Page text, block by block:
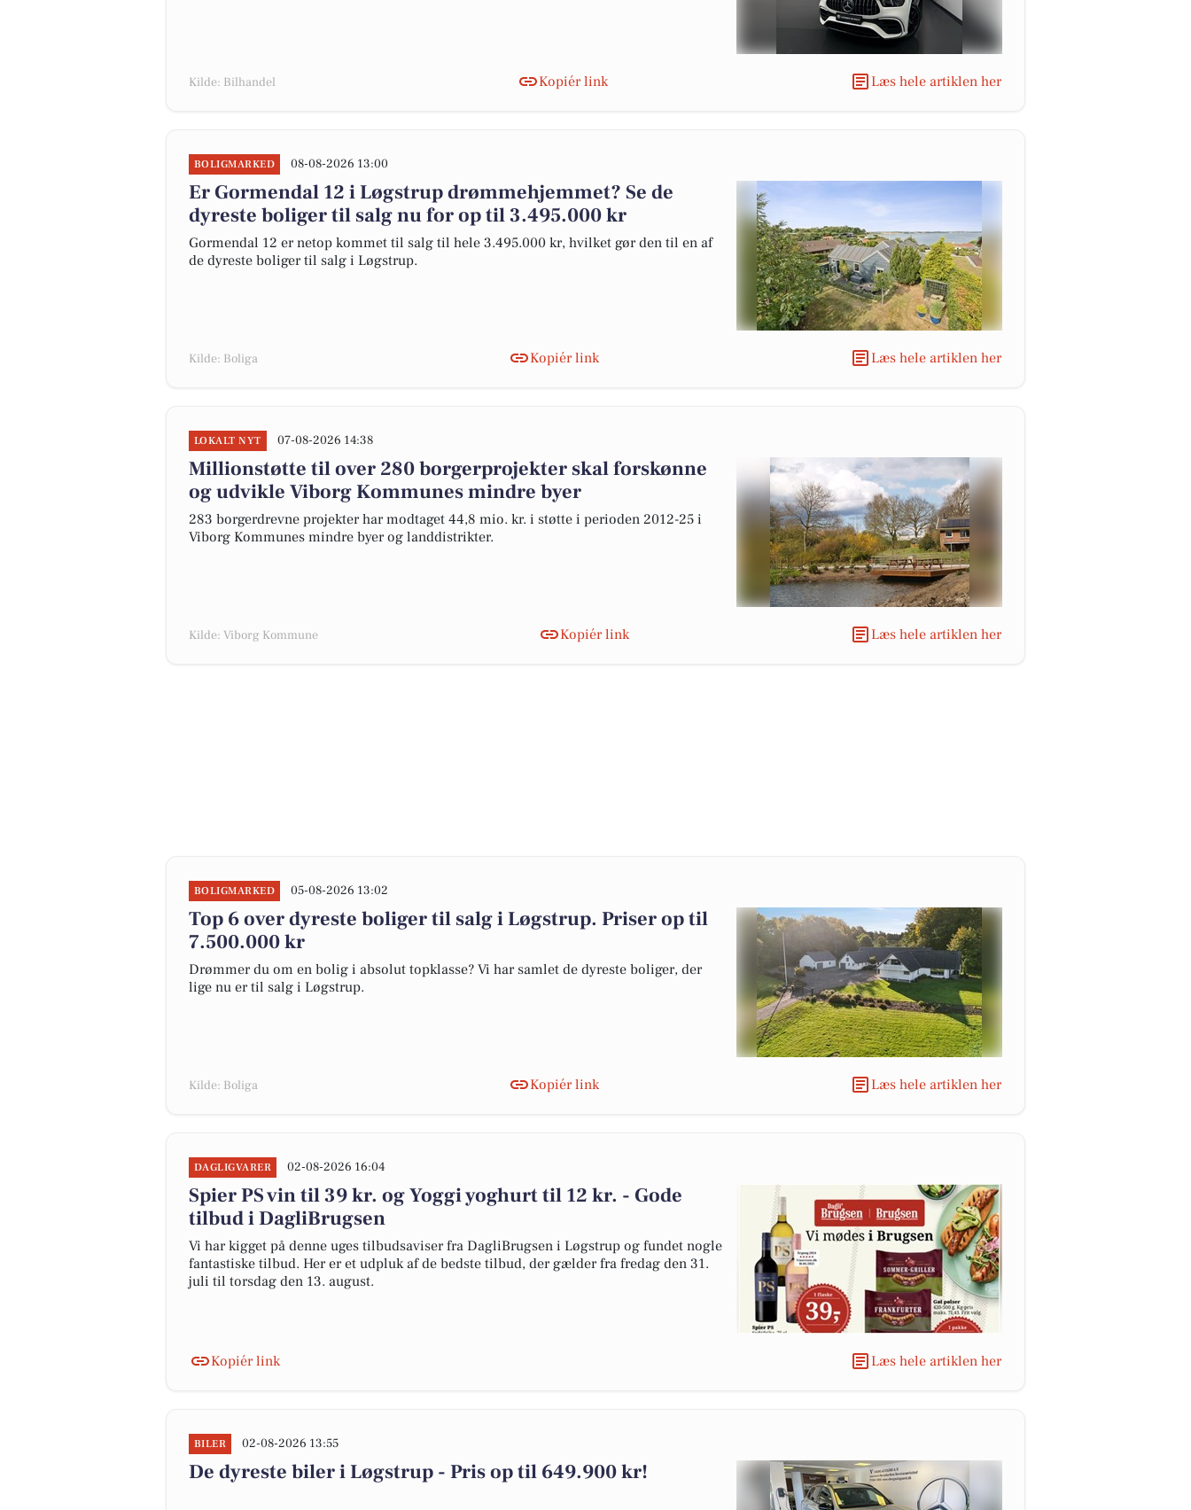
Kilde: Bilhandel Kopiér link Læs hele artiklen her
BOLIGMARKED 08-08-2026 13:00
Er Gormendal 12 i Løgstrup drømmehjemmet? Se de
dyreste boliger til salg nu for op til 3.495.000 kr
Gormendal 12 er netop kommet til salg til hele 3.495.000 kr, hvilket gør den til en af
de dyreste boliger til salg i Løgstrup.
Kilde: Boliga Kopiér link Læs hele artiklen her
LOKALT NYT 07-08-2026 14:38
Millionstøtte til over 280 borgerprojekter skal forskønne
og udvikle Viborg Kommunes mindre byer
283 borgerdrevne projekter har modtaget 44,8 mio. kr. i støtte i perioden 2012-25 i
Viborg Kommunes mindre byer og landdistrikter.
Kilde: Viborg Kommune Kopiér link Læs hele artiklen her
BOLIGMARKED 05-08-2026 13:02
Top 6 over dyreste boliger til salg i Løgstrup. Priser op til
7.500.000 kr
Drømmer du om en bolig i absolut topklasse? Vi har samlet de dyreste boliger, der
lige nu er til salg i Løgstrup.
Kilde: Boliga Kopiér link Læs hele artiklen her
DAGLIGVARER 02-08-2026 16:04
Spier PS vin til 39 kr. og Yoggi yoghurt til 12 kr. - Gode
tilbud i DagliBrugsen
Vi har kigget på denne uges tilbudsaviser fra DagliBrugsen i Løgstrup og fundet nogle
fantastiske tilbud. Her er et udpluk af de bedste tilbud, der gælder fra fredag den 31.
juli til torsdag den 13. august.
Kopiér link Læs hele artiklen her
BILER 02-08-2026 13:55
De dyreste biler i Løgstrup - Pris op til 649.900 kr!